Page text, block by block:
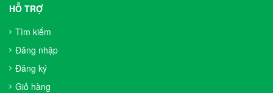
HỖ TRỢ
Tìm kiếm
Đăng nhập
Đăng ký
Giỏ hàng